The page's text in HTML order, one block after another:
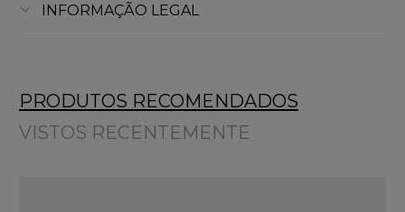
INFORMAÇÃO LEGAL
PRODUTOS RECOMENDADOS
VISTOS RECENTEMENTE